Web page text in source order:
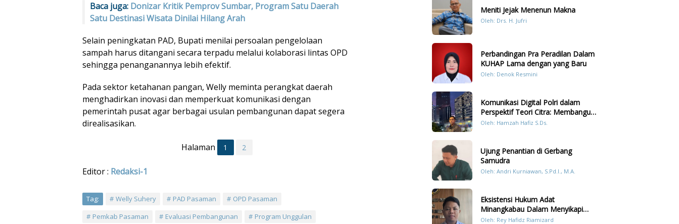
Baca juga: Donizar Kritik Pemprov Sumbar, Program Satu Daerah
Satu Destinasi Wisata Dinilai Hilang Arah
Selain peningkatan PAD, Bupati menilai persoalan pengelolaan
sampah harus ditangani secara terpadu melalui kolaborasi lintas OPD
sehingga penanganannya lebih efektif.
Pada sektor ketahanan pangan, Welly meminta perangkat daerah
menghadirkan inovasi dan memperkuat komunikasi dengan
pemerintah pusat agar berbagai usulan pembangunan dapat segera
direalisasikan.
Halaman 1 2
Editor : Redaksi-1
Tag: Welly Suhery PAD Pasaman
OPD Pasaman
Pemkab Pasaman
Evaluasi Pembangunan
Program Unggulan
Meniti Jejak Menenun Makna
Oleh: Drs. H. Jufri
Perbandingan Pra Peradilan Dalam
KUHAP Lama dengan yang Baru
Oleh: Denok Resmini
Komunikasi Digital Polri dalam
Perspektif Teori Citra: Membangun
Kepercayaan Publik Melalui Konten
Oleh: Hamzah Hafiz S.Ds.
Ujung Penantian di Gerbang
Samudra
Oleh: Andri Kurniawan, S.Pd.I., M.A.
Eksistensi Hukum Adat
Minangkabau Dalam Menyikapi
Prilaku LGBT Analisis Perbandingan
Oleh: Rey Hafidz Riamizard